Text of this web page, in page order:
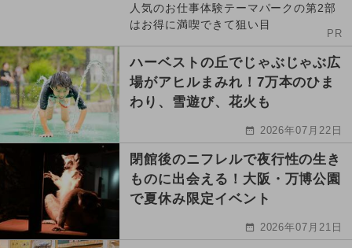
人気のお仕事体験テーマパークの第2部
はお得に満喫できて狙い目
PR
ハーベストの丘でじゃぶじゃぶ広
場がアヒルまみれ！7万本のひま
わり、雪遊び、花火も
2026年07月22日
閉館後のニフレルで夜行性の生き
ものに出会える！大阪・万博公園
で夏休み限定イベント
2026年07月21日